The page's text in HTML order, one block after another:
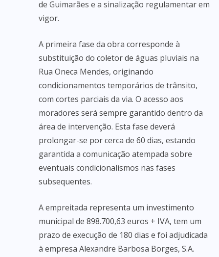
de Guimarães e a sinalização regulamentar em
vigor.
A primeira fase da obra corresponde à
substituição do coletor de águas pluviais na
Rua Oneca Mendes, originando
condicionamentos temporários de trânsito,
com cortes parciais da via. O acesso aos
moradores será sempre garantido dentro da
área de intervenção. Esta fase deverá
prolongar-se por cerca de 60 dias, estando
garantida a comunicação atempada sobre
eventuais condicionalismos nas fases
subsequentes.
A empreitada representa um investimento
municipal de 898.700,63 euros + IVA, tem um
prazo de execução de 180 dias e foi adjudicada
à empresa Alexandre Barbosa Borges, S.A.